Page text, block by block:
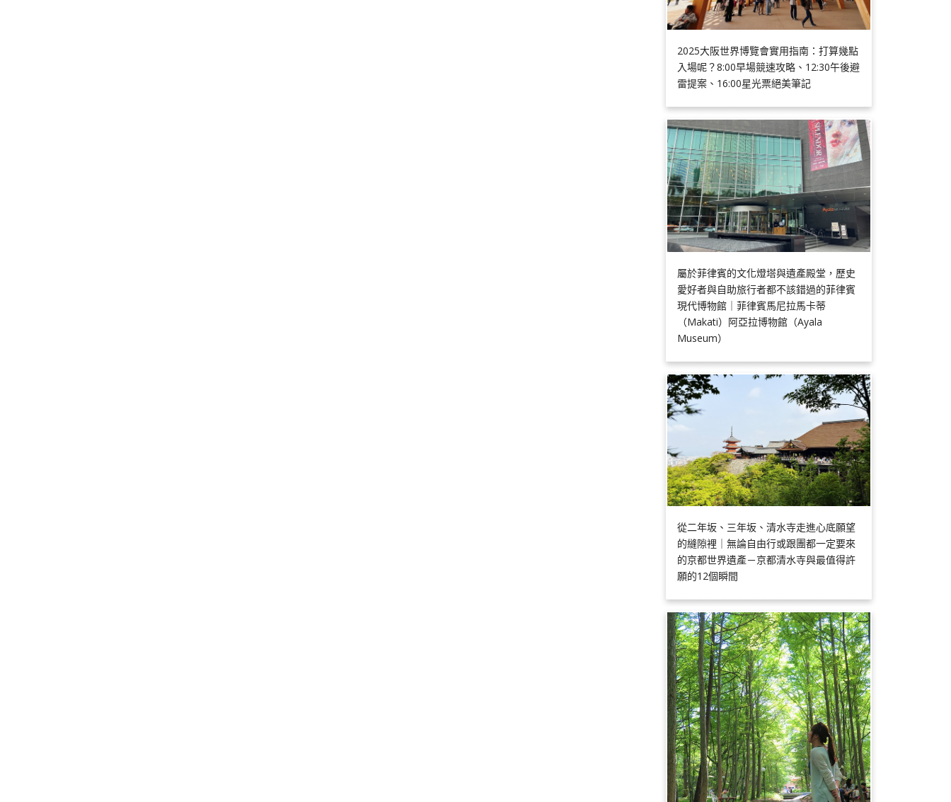
2025大阪世界博覽會實用指南：打算幾點
入場呢？8:00早場競速攻略、12:30午後避
雷提案、16:00星光票絕美筆記
屬於菲律賓的文化燈塔與遺產殿堂，歷史
愛好者與自助旅行者都不該錯過的菲律賓
現代博物館｜菲律賓馬尼拉馬卡蒂
（Makati）阿亞拉博物館（Ayala
Museum）
從二年坂、三年坂、清水寺走進心底願望
的縫隙裡｜無論自由行或跟團都一定要來
的京都世界遺產－京都清水寺與最值得許
願的12個瞬間